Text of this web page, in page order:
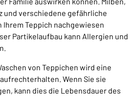
und verschiedene gefährliche
Ihrem Teppich nachgewiesen
Partikelaufbau kann Allergien und
von Teppichen wird eine
Wenn Sie sie
kann dies die Lebensdauer des